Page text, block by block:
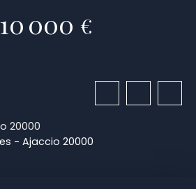
000 €
20000
- Ajaccio 20000